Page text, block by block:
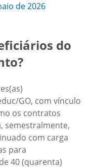
de 2026
do
GO, com vínculo
os contratos
semestralmente,
com carga
para
40 (quarenta)